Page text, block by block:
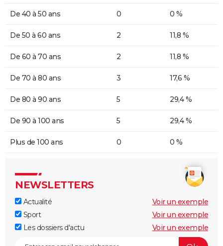
De 40 à 50 ans 0 0 %
De 50 à 60 ans 2 11,8 %
De 60 à 70 ans 2 11,8 %
De 70 à 80 ans 3 17,6 %
De 80 à 90 ans 5 29,4 %
De 90 à 100 ans 5 29,4 %
Plus de 100 ans 0 0 %
NEWSLETTERS
Actualité
Voir un exemple
Sport
Voir un exemple
Les dossiers d'actu
Voir un exemple